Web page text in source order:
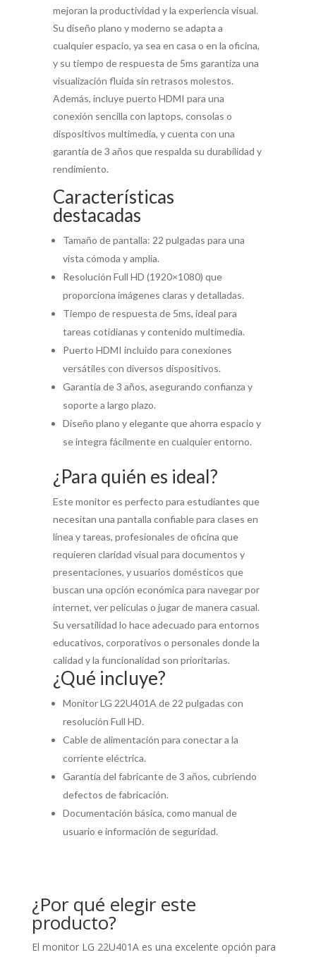
mejoran la productividad y la experiencia visual.
Su diseño plano y moderno se adapta a
cualquier espacio, ya sea en casa o en la oficina,
y su tiempo de respuesta de 5ms garantiza una
visualización fluida sin retrasos molestos.
Además, incluye puerto HDMI para una
conexión sencilla con laptops, consolas o
dispositivos multimedia, y cuenta con una
garantía de 3 años que respalda su durabilidad y
rendimiento.
Características
destacadas
Tamaño de pantalla: 22 pulgadas para una
vista cómoda y amplia.
Resolución Full HD (1920×1080) que
proporciona imágenes claras y detalladas.
Tiempo de respuesta de 5ms, ideal para
tareas cotidianas y contenido multimedia.
Puerto HDMI incluido para conexiones
versátiles con diversos dispositivos.
Garantía de 3 años, asegurando confianza y
soporte a largo plazo.
Diseño plano y elegante que ahorra espacio y
se integra fácilmente en cualquier entorno.
¿Para quién es ideal?
Este monitor es perfecto para estudiantes que
necesitan una pantalla confiable para clases en
línea y tareas, profesionales de oficina que
requieren claridad visual para documentos y
presentaciones, y usuarios domésticos que
buscan una opción económica para navegar por
internet, ver películas o jugar de manera casual.
Su versatilidad lo hace adecuado para entornos
educativos, corporativos o personales donde la
calidad y la funcionalidad son prioritarias.
¿Qué incluye?
Monitor LG 22U401A de 22 pulgadas con
resolución Full HD.
Cable de alimentación para conectar a la
corriente eléctrica.
Garantía del fabricante de 3 años, cubriendo
defectos de fabricación.
Documentación básica, como manual de
usuario e información de seguridad.
¿Por qué elegir este
producto?
El monitor LG 22U401A es una excelente opción para